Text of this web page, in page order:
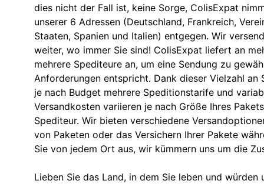
dies nicht der Fall ist, keine Sorge, ColisExpat
unserer 6 Adressen (Deutschland, Frankreich,
Staaten, Spanien und Italien) entgegen. Wir
weiter, wo immer Sie sind! ColisExpat liefert an
mehrere Spediteure an, um eine Sendung zu
Anforderungen entspricht. Dank dieser Vielzahl an
je nach Budget mehrere Speditionstarife und
Versandkosten variieren je nach Größe Ihres
Spediteur. Wir bieten verschiedene
von Paketen oder das Versichern Ihrer Pakete
Sie von jedem Ort aus, wir kümmern uns um die
Lieben Sie das Land, in dem Sie leben und